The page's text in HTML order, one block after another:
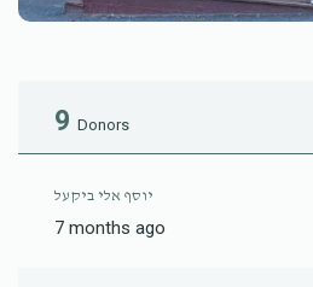
9 Donors
יוסף אלי ביקעל
7 months ago